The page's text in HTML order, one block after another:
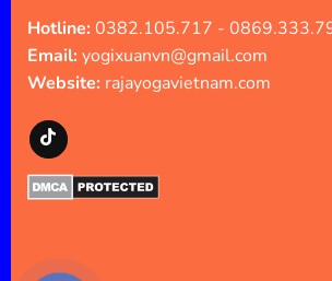
Hotline:0382.105.717 -
Email:yogixuanvn@gmail.com
Website: rajayogavietnam.com